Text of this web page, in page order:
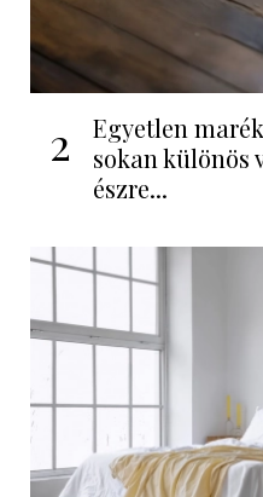
2
Egyetlen
sokan különös
észre...